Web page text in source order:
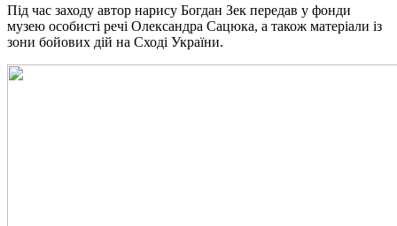
Під час заходу автор нарису Богдан Зек передав у фонди
музею особисті речі Олександра Сацюка, а також матеріали із
зони бойових дій на Сході України.